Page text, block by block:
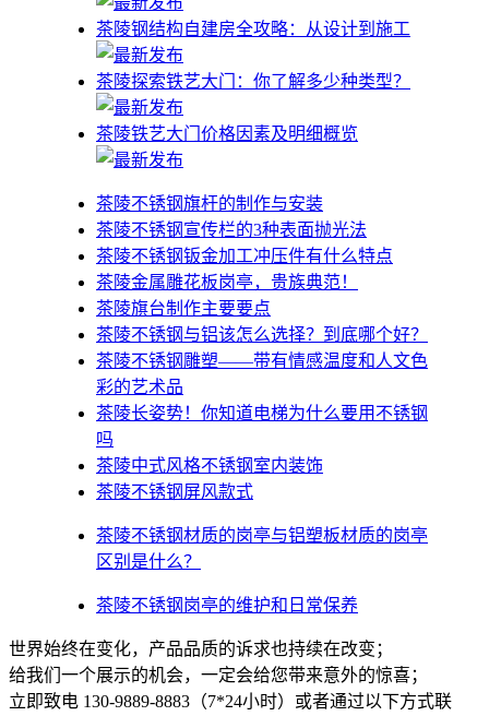
茶陵钢结构自建房全攻略：从设计到施工
茶陵探索铁艺大门：你了解多少种类型？
茶陵铁艺大门价格因素及明细概览
茶陵不锈钢旗杆的制作与安装
茶陵不锈钢宣传栏的3种表面抛光法
茶陵不锈钢钣金加工冲压件有什么特点
茶陵金属雕花板岗亭，贵族典范！
茶陵旗台制作主要要点
茶陵不锈钢与铝该怎么选择？到底哪个好？
茶陵不锈钢雕塑——带有情感温度和人文色
彩的艺术品
茶陵​长姿势！你知道电梯为什么要用不锈钢
吗
茶陵中式风格不锈钢室内装饰
茶陵不锈钢屏风款式
茶陵不锈钢材质的岗亭与铝塑板材质的岗亭
区别是什么？
茶陵不锈钢岗亭的维护和日常保养
世界始终在变化，产品品质的诉求也持续在改变；
给我们一个展示的机会，一定会给您带来意外的惊喜；
立即致电 130-9889-8883（7*24小时）或者通过以下方式联